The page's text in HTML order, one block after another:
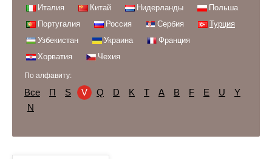
Италия
Китай Нидерланды
Польша
Португалия
Россия Сербия
Турция
Узбекистан
Украина
Франция
Хорватия
Чехия
По алфавиту:
Все П S V Q D K Т A B F E U
Y
N